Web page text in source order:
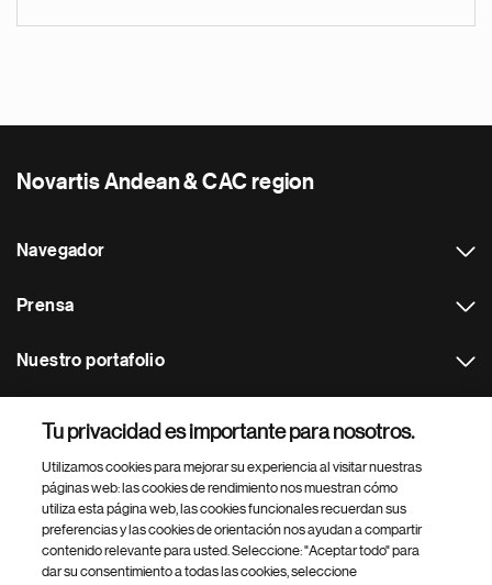
Novartis Andean & CAC region
Navegador
Prensa
Nuestro portafolio
Footer Site Search
Tu privacidad es importante para nosotros.
Utilizamos cookies para mejorar su experiencia al visitar nuestras
páginas web: las cookies de rendimiento nos muestran cómo
utiliza esta página web, las cookies funcionales recuerdan sus
preferencias y las cookies de orientación nos ayudan a compartir
contenido relevante para usted. Seleccione: "Aceptar todo" para
dar su consentimiento a todas las cookies, seleccione